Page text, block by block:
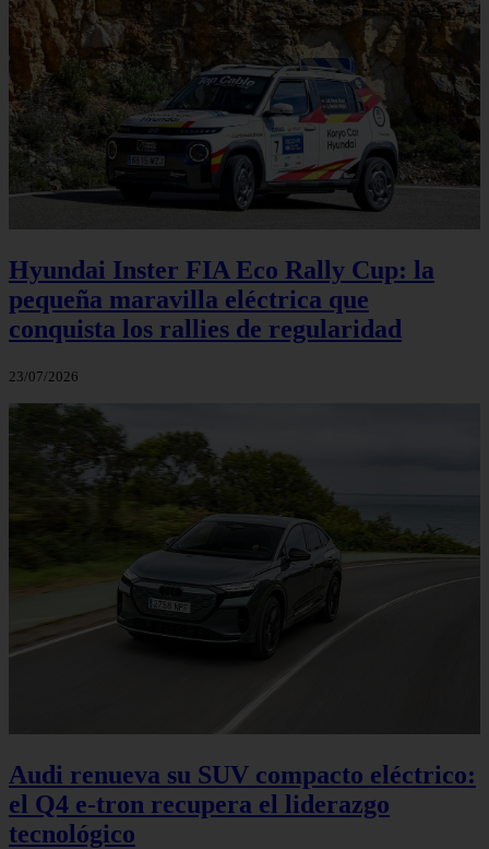
Hyundai Inster FIA Eco Rally Cup: la
pequeña maravilla eléctrica que
conquista los rallies de regularidad
23/07/2026
Audi renueva su SUV compacto eléctrico:
el Q4 e‑tron recupera el liderazgo
tecnológico